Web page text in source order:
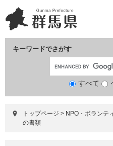
ー
ジ
ニ
ュ
て
キーワードでさがす
すべて
トップページ > NPO・ボランテ
の書類